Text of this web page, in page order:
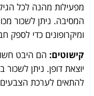
מפעילות מהנה לכל
המסיבה. ניתן לשכור
ומיקרופונים כדי לספק
קישוטים: הם היבט
יוצאת דופן. ניתן לשכור
להתאים לערכת